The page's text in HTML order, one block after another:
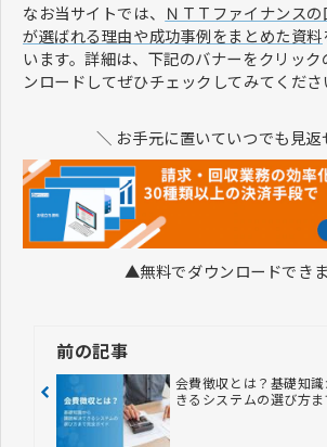
なお当サイトでは、 ＮＴＴファイナンス
が選ばれる理由や成功事例をまとめた資料
います。詳細は、下記のバナーをクリッ
ンロードしてぜひチェックしてみてくださ
＼ お手元に置いていつでも見返
▲無料でダウンロードでき
前の記事
会費徴収とは？基礎知
きるシステムの選び方